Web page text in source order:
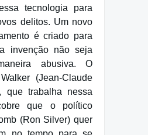
tecnologia para
delitos. Um novo
é criado para
invenção não seja
abusiva. O
(Jean-Claude
que trabalha nessa
que o político
(Ron Silver) quer